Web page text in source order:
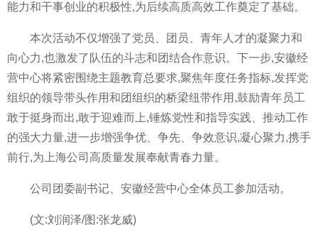
能力和干事创业的积极性,为后续高质高效工作奠定了基础。
本次活动不仅增强了党员、团员、青年人才的凝聚力和
向心力,也激发了队伍的斗志和团结合作意识。下一步,安徽经
营中心将紧密围绕主题教育总要求,聚焦年度任务指标,发挥党
组织的领导带头作用和团组织的桥梁纽带作用,鼓励青年员工
敢于挺身而出,敢于迎难而上,锤炼党性和指导实践、推动工作
的强大力量,进一步增强争优、争先、争效意识,凝心聚力,携手
前行,为上海公司高质量发展奉献青春力量。
公司团委副 书记、安徽经营中心全体员工参加活动。
(文:刘润泽/图:张龙威)